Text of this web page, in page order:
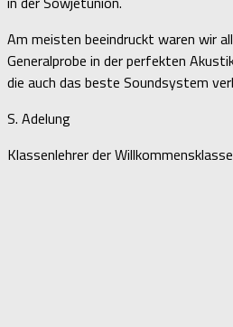
Am meisten beeindruckt waren wir
Generalprobe in der perfekten
die auch das beste Soundsystem
S. Adelung
Klassenlehrer der